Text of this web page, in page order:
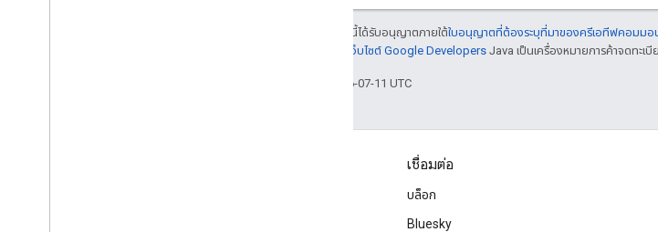
เนื้อหาของหน้าเว็บนี้ได้รับอนุญาตภายใต้ใบอนุญาตที่ต้องระบุที่มาของครีเอทีฟคอมมอ
นโยบายเว็บไซต์ Google Developers Java เป็นเครื่องหมายการค้าจดทะเ
อัปเดตล่าสุด 2026-07-11 UTC
เชื่อมต่อ
บล็อก
Bluesky